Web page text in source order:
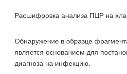
Расшифровка анализа ПЦР на
Обнаружение в образце
является основанием для
диагноза на инфекцию.